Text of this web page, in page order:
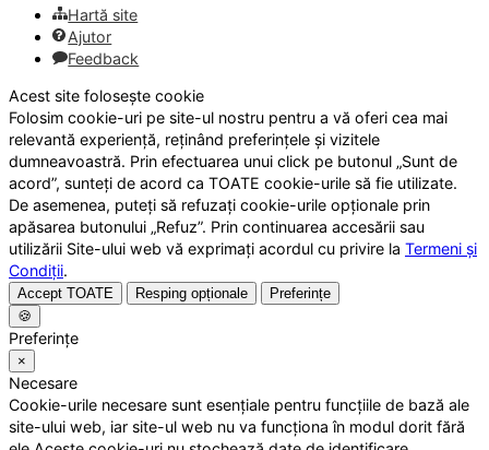
Hartă site
Ajutor
Feedback
Acest site folosește cookie
Folosim cookie-uri pe site-ul nostru pentru a vă oferi cea mai
relevantă experiență, reținând preferințele și vizitele
dumneavoastră. Prin efectuarea unui click pe butonul „Sunt de
acord”, sunteți de acord ca TOATE cookie-urile să fie utilizate.
De asemenea, puteți să refuzați cookie-urile opționale prin
apăsarea butonului „Refuz”. Prin continuarea accesării sau
utilizării Site-ului web vă exprimați acordul cu privire la Termeni și
Condiții.
Accept TOATE Resping opționale
Preferințe
🍪
Preferințe
×
Necesare
Cookie-urile necesare sunt esențiale pentru funcțiile de bază ale
site-ului web, iar site-ul web nu va funcționa în modul dorit fără